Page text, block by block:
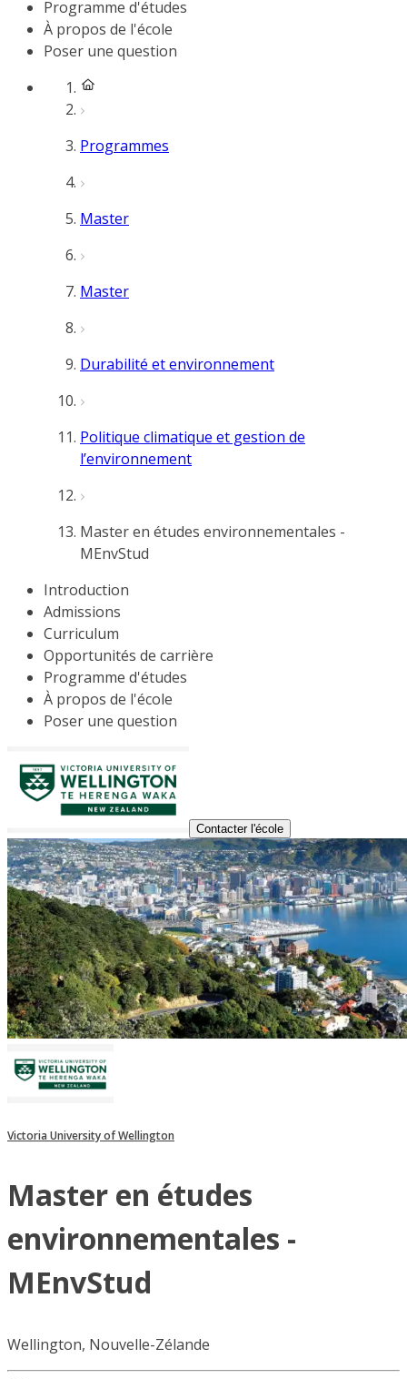
Programme d'études
À propos de l'école
Poser une question
Programmes
Master
Master
Durabilité et environnement
Politique climatique et gestion de
l’environnement
Master en études environnementales -
MEnvStud
Introduction
Admissions
Curriculum
Opportunités de carrière
Programme d'études
À propos de l'école
Poser une question
Contacter l'école
Victoria University of Wellington
Master en études
environnementales -
MEnvStud
Wellington, Nouvelle-Zélande